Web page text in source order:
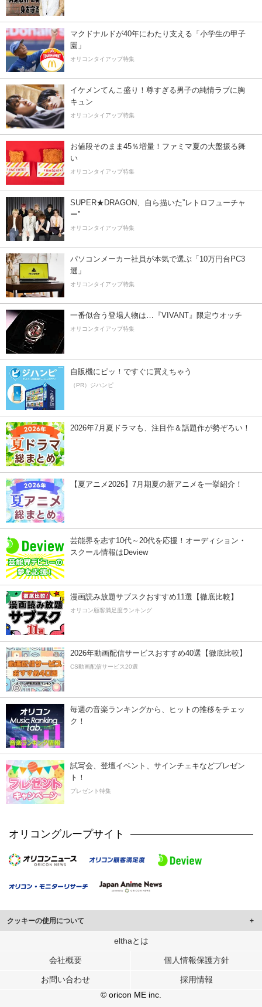
マクドナルドが40年にわたり支える「小学生の甲子
園」
オリコンタイアップ特集
イケメンてんこ盛り！尊すぎる男子の純情ラブに胸
キュン
オリコンタイアップ特集
お値段そのまま45％増量！ファミマ夏の大盤振る舞
い
オリコンタイアップ特集
SUPER★DRAGON、自ら描いた”レトロフューチャ
ー”
オリコンタイアップ特集
パソコンメーカー社員が本気で選ぶ「10万円台PC3
選」
オリコンタイアップ特集
一番似合う登場人物は…『VIVANT』限定ウオッチ
オリコンタイアップ特集
自販機にピッ！ですぐに買えちゃう
（PR）ジハンピ
2026年7月夏ドラマも、注目作＆話題作が勢ぞろい！
【夏アニメ2026】7月期夏の新アニメを一挙紹介！
芸能界を志す10代～20代を応援！オーディション・
スクール情報はDeview
漫画読み放題サブスクおすすめ11選【徹底比較】
オリコン顧客満足度ランキング
2026年動画配信サービスおすすめ40選【徹底比較】
CS動画配信サービス20選
毎週の音楽ランキングから、ヒットの推移をチェッ
ク！
試写会、登壇イベント、サインチェキなどプレゼン
ト！
プレゼント特集
オリコングループサイト
クッキーの使用について
このサイトでは Cookie を使用して、ユーザーに合わせたコンテンツや広告の
行っています。
メディアや広告配信、データ解析の各パートナーに提供しています。
各パートナーは、この情報とユーザーが各パートナーに提供した他の情報や、
ユーザーが各パートナーのサービスを使用したときに収集した他の情報を組み
elthaとは
会社概要 個人情報保護方針
お問い合わせ
採用情報
© oricon ME inc.